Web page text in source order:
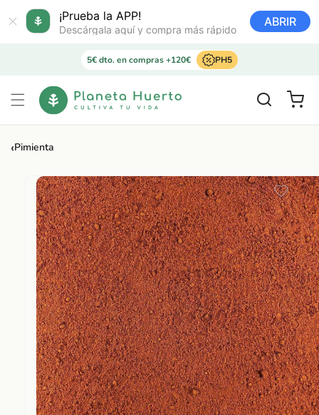
¡Prueba la APP!
Descárgala aquí y compra más rápido
ABRIR
directamente
al contenido
5€ dto. en compras +120€ PH5
Carrito
‹Pimienta
información
del producto